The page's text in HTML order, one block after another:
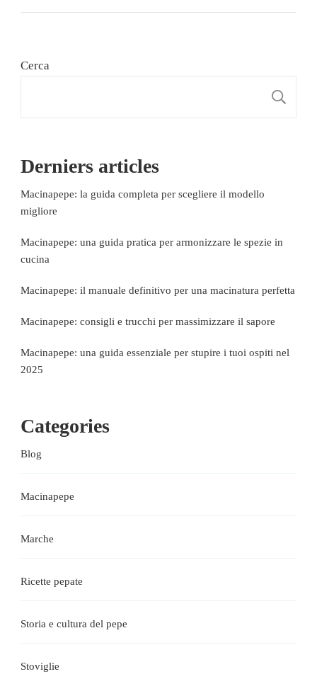
Cerca
Derniers articles
Macinapepe: la guida completa per scegliere il modello
migliore
Macinapepe: una guida pratica per armonizzare le spezie in
cucina
Macinapepe: il manuale definitivo per una macinatura perfetta
Macinapepe: consigli e trucchi per massimizzare il sapore
Macinapepe: una guida essenziale per stupire i tuoi ospiti nel
2025
Categories
Blog
Macinapepe
Marche
Ricette pepate
Storia e cultura del pepe
Stoviglie